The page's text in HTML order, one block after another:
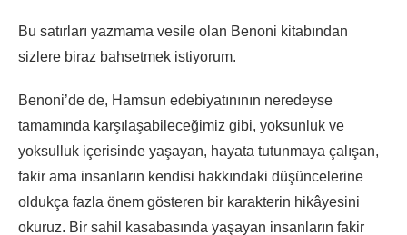
Bu satırları yazmama vesile olan Benoni kitabından
sizlere biraz bahsetmek istiyorum.
Benoni’de de, Hamsun edebiyatınının neredeyse
tamamında karşılaşabileceğimiz gibi, yoksunluk ve
yoksulluk içerisinde yaşayan, hayata tutunmaya çalışan,
fakir ama insanların kendisi hakkındaki düşüncelerine
oldukça fazla önem gösteren bir karakterin hikâyesini
okuruz. Bir sahil kasabasında yaşayan insanların fakir